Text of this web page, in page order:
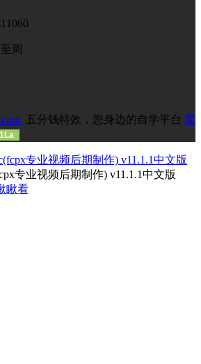
周
五分钱特效，您身边的自学平台 冀
专业视频后期制作) v11.1.1中文版
瞅看